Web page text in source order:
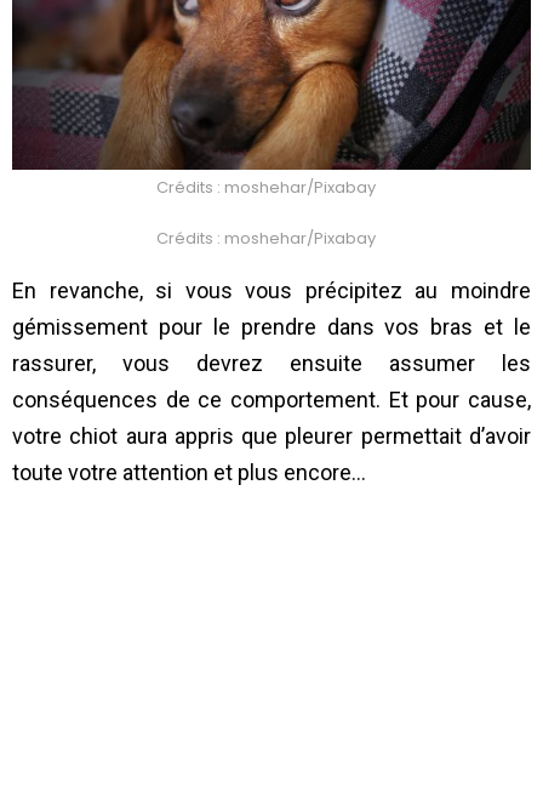
Crédits : moshehar/Pixabay
Crédits : moshehar/Pixabay
En revanche, si vous vous précipitez au moindre
gémissement pour le prendre dans vos bras et le
rassurer, vous devrez ensuite assumer les
conséquences de ce comportement. Et pour cause,
votre chiot aura appris que pleurer permettait d’avoir
toute votre attention et plus encore…